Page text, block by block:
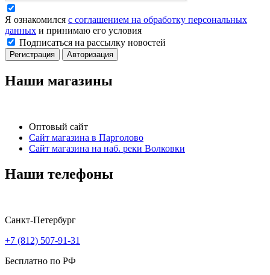
Я ознакомился с соглашением на обработку персональных
данных и принимаю его условия
Подписаться на рассылку новостей
Регистрация Авторизация
Наши магазины
Оптовый сайт
Сайт магазина в Парголово
Сайт магазина на наб. реки Волковки
Наши телефоны
Санкт-Петербург
+7 (812) 507-91-31
Бесплатно по РФ